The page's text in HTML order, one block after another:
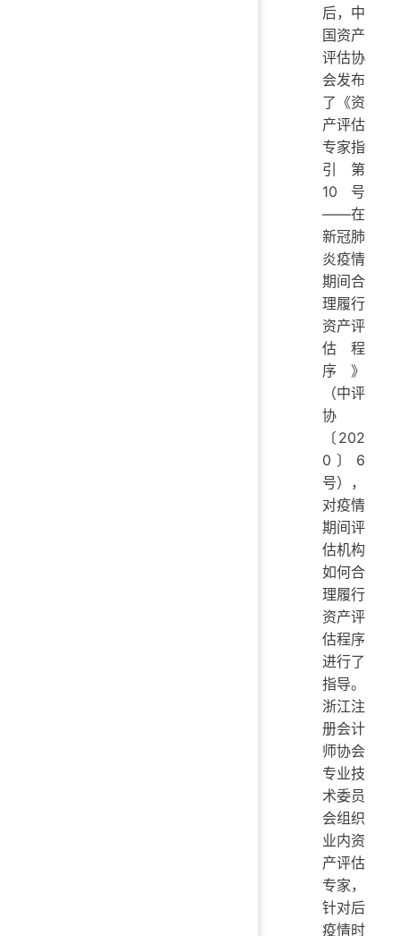
后，中
国资产
评估协
会发布
了《资
产评估
专家指
引第
10号
——在
新冠肺
炎疫情
期间合
理履行
资产评
估程
序》
（中评
协
〔202
0〕6
号），
对疫情
期间评
估机构
如何合
理履行
资产评
估程序
进行了
指导。
浙江注
册会计
师协会
专业技
术委员
会组织
业内资
产评估
专家，
针对后
疫情时